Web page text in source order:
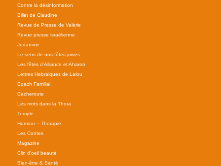
Contre la désinformation
Billet de Claudine
Revue de Presse de Valérie
Revue presse israélienne
Judaïsme
Le sens de nos fêtes juives
Les fêtes d'Alliance et Aharon
Lettres Hebraiques de Lalou
Coach Familial
Cacheroute
Les mots dans la Thora
Temple
Humour – Thorapie
Les Contes
Magazine
Clin d'oeil beauté
Bien-être & Santé